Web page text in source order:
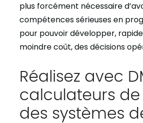
plus forcément nécessaire
compétences sérieuses en
pour pouvoir développer,
moindre coût, des décisions
Réalisez avec
calculateurs de
des systèmes